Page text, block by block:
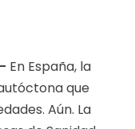
- En España, la
que
Aún. La